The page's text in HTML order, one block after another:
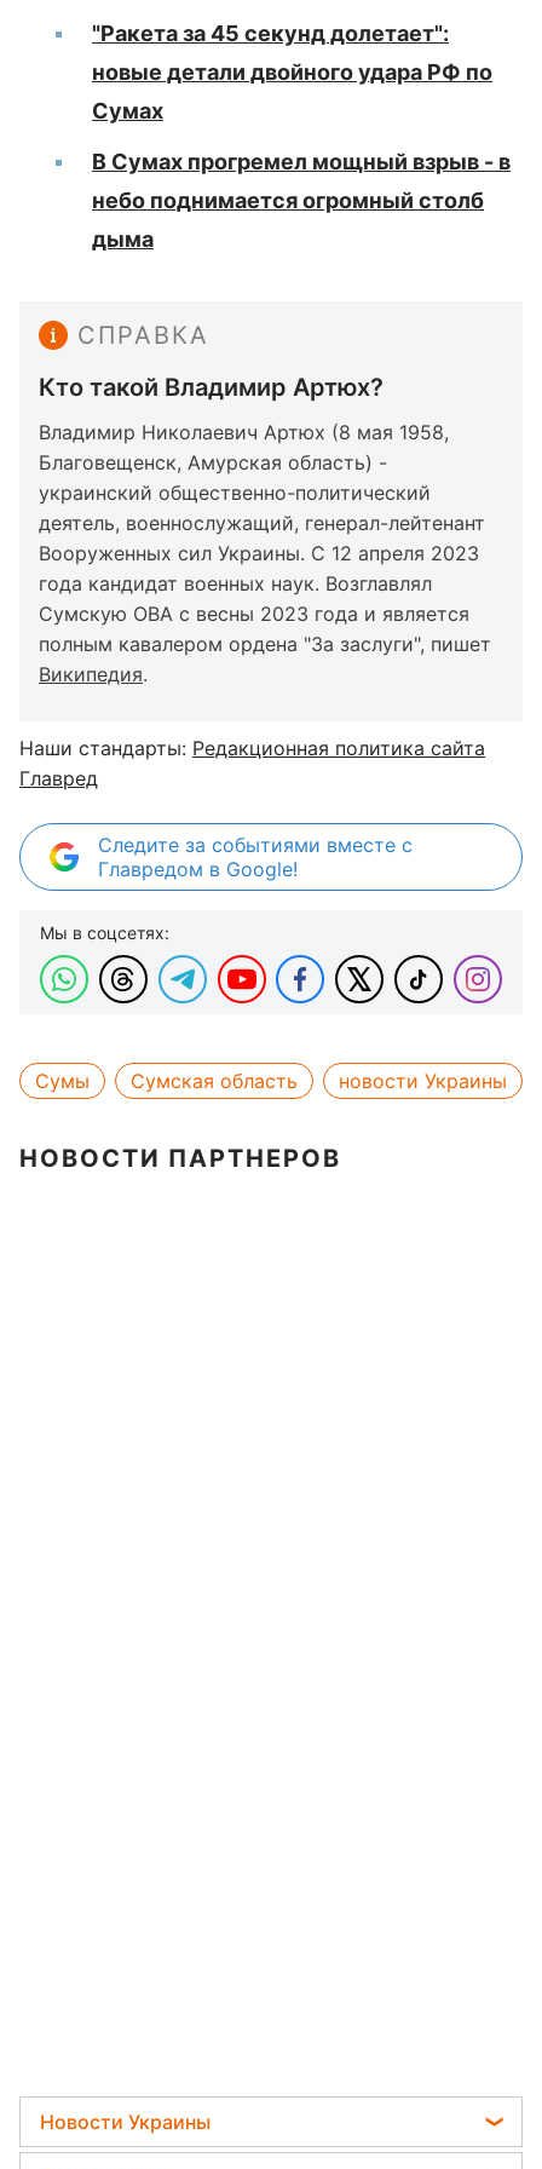
"Ракета за 45 секунд долетает":
новые детали двойного удара РФ по
Сумах
В Сумах прогремел мощный взрыв - в
небо поднимается огромный столб
дыма
СПРАВКА
Кто такой Владимир Артюх?
Владимир Николаевич Артюх (8 мая 1958,
Благовещенск, Амурская область) -
украинский общественно-политический
деятель, военнослужащий, генерал-лейтенант
Вооруженных сил Украины. С 12 апреля 2023
года кандидат военных наук. Возглавлял
Сумскую ОВА с весны 2023 года и является
полным кавалером ордена "За заслуги", пишет
Википедия.
Наши стандарты: Редакционная политика сайта
Главред
Следите за событиями вместе с
Главредом в Google!
Мы в соцсетях:
Сумы Сумская область новости Украины
НОВОСТИ ПАРТНЕРОВ
Новости Украины